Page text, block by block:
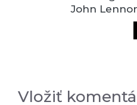
John
Vložiť